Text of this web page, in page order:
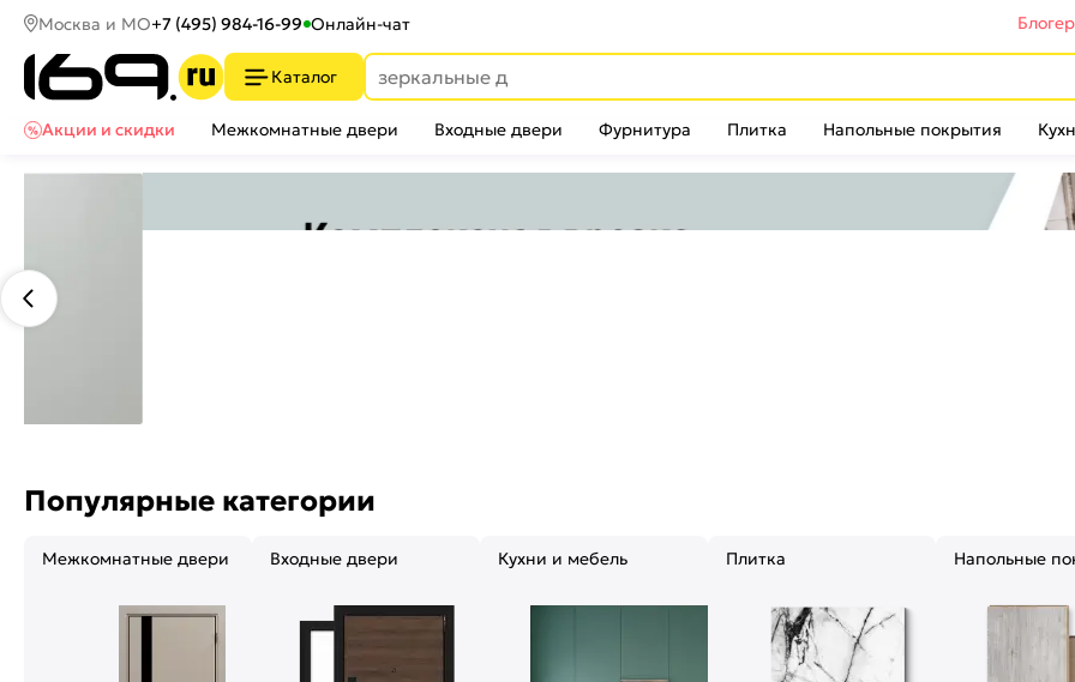
Москва и МО+7 (495) 984-16-99 Онлайн-чат
Каталог
Акции и скидки
Межкомнатные двери Входные двери Фурнитура Плитка Напольные покрытия
Популярные категории
Межкомнатные двери Входные двери Кухни и мебель Плитка Напольные